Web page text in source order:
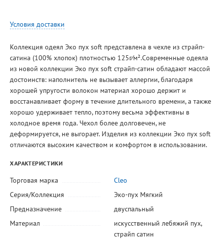
Условия доставки
Коллекция одеял Эко пух soft представлена в чехле из страйп-
сатина (100% хлопок) плотностью 125г⁄м².Современные одеяла
из новой коллекции Эко пух soft страйп-сатин обладают массой
достоинств: наполнитель не вызывает аллергии, благодаря
хорошей упругости волокон материал хорошо держит и
восстанавливает форму в течение длительного времени, а также
хорошо удерживает тепло, поэтому весьма эффективны в
холодное время года. Чехол более долговечен, не
деформируется, не выгорает. Изделия из коллекции Эко пух soft
отличаются высоким качеством и комфортом в использовании.
ХАРАКТЕРИСТИКИ
Торговая марка
Cleo
Серия/Коллекция
Эко-пух Мягкий
Предназначение
двуспальный
Материал
искусственный лебяжий пух,
страйп сатин